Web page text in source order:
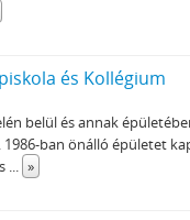
és Kollégium
belül és annak
1986-ban önálló épületet
... »